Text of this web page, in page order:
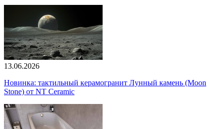
13.06.2026
Новинка: тактильный керамогранит Лунный камень (Moon
Stone) от NT Ceramic